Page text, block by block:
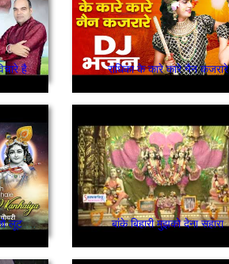
है राधिका के कारे कारे नैन कजरारे
आके देश को बचाले ओ कन्हैया नहीं तो लूट जायेगा बांके बिहारी मुझको देना सहारा